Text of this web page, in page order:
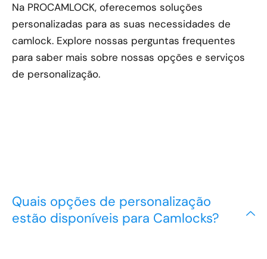
Na PROCAMLOCK, oferecemos soluções
personalizadas para as suas necessidades de
camlock. Explore nossas perguntas frequentes
para saber mais sobre nossas opções e serviços
de personalização.
Quais opções de personalização
estão disponíveis para Camlocks?